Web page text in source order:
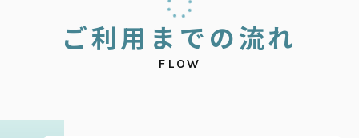
ご利用 ま での流れ
FLOW